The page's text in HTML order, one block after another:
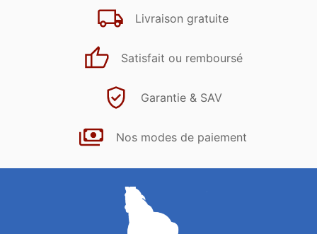
Livraison gratuite
Satisfait ou remboursé
Garantie & SAV
Nos modes de paiement